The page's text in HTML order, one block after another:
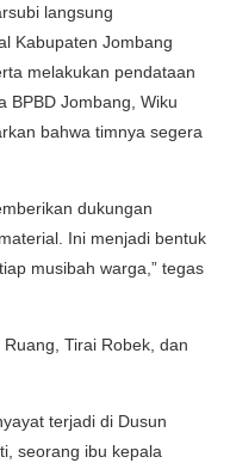
langsung
Kabupaten Jombang
melakukan pendataan
BPBD Jombang, Wiku
bahwa timnya segera
dukungan
Ini menjadi bentuk
musibah warga,” tegas
Tirai Robek, dan
terjadi di Dusun
seorang ibu kepala